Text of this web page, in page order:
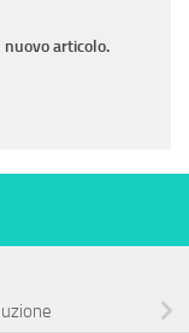
articolo.